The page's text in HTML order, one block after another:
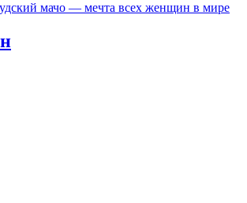
мачо — мечта всех женщин в мире